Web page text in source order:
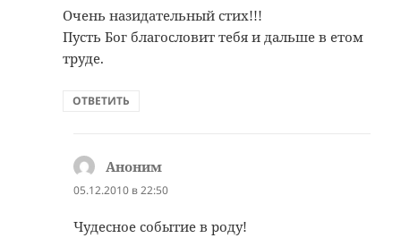
Очень назидательный стих!!!
Пусть Бог благословит тебя и дальше в етом
труде.
ОТВЕТИТЬ
Аноним
05.12.2010 в 22:50
Чудесное событие в роду!